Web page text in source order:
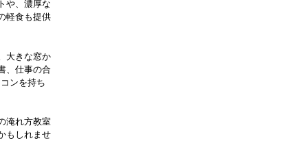
や、濃厚な
軽食も提供
大きな窓か
、仕事の合
ンを持ち
淹れ方教室
もしれませ